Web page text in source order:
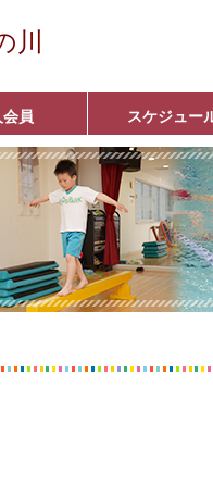
川
会員
ブ
スケジュー